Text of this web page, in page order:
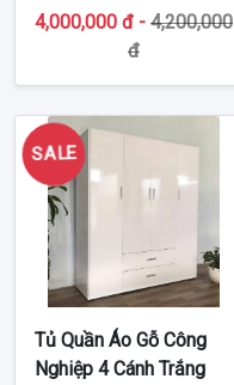
TT-MDF47
4,000,000 đ - 4,200,000
đ
SALE
Tủ Quần Áo Gỗ Công
Nghiệp 4 Cánh Trắng